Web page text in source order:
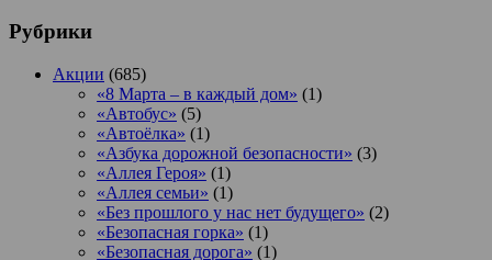
Рубрики
Акции (685)
«8 Марта – в каждый дом» (1)
«Автобус» (5)
«Автоёлка» (1)
«Азбука дорожной безопасности» (3)
«Аллея Героя» (1)
«Аллея семьи» (1)
«Без прошлого у нас нет будущего» (2)
«Безопасная горка» (1)
«Безопасная дорога» (1)